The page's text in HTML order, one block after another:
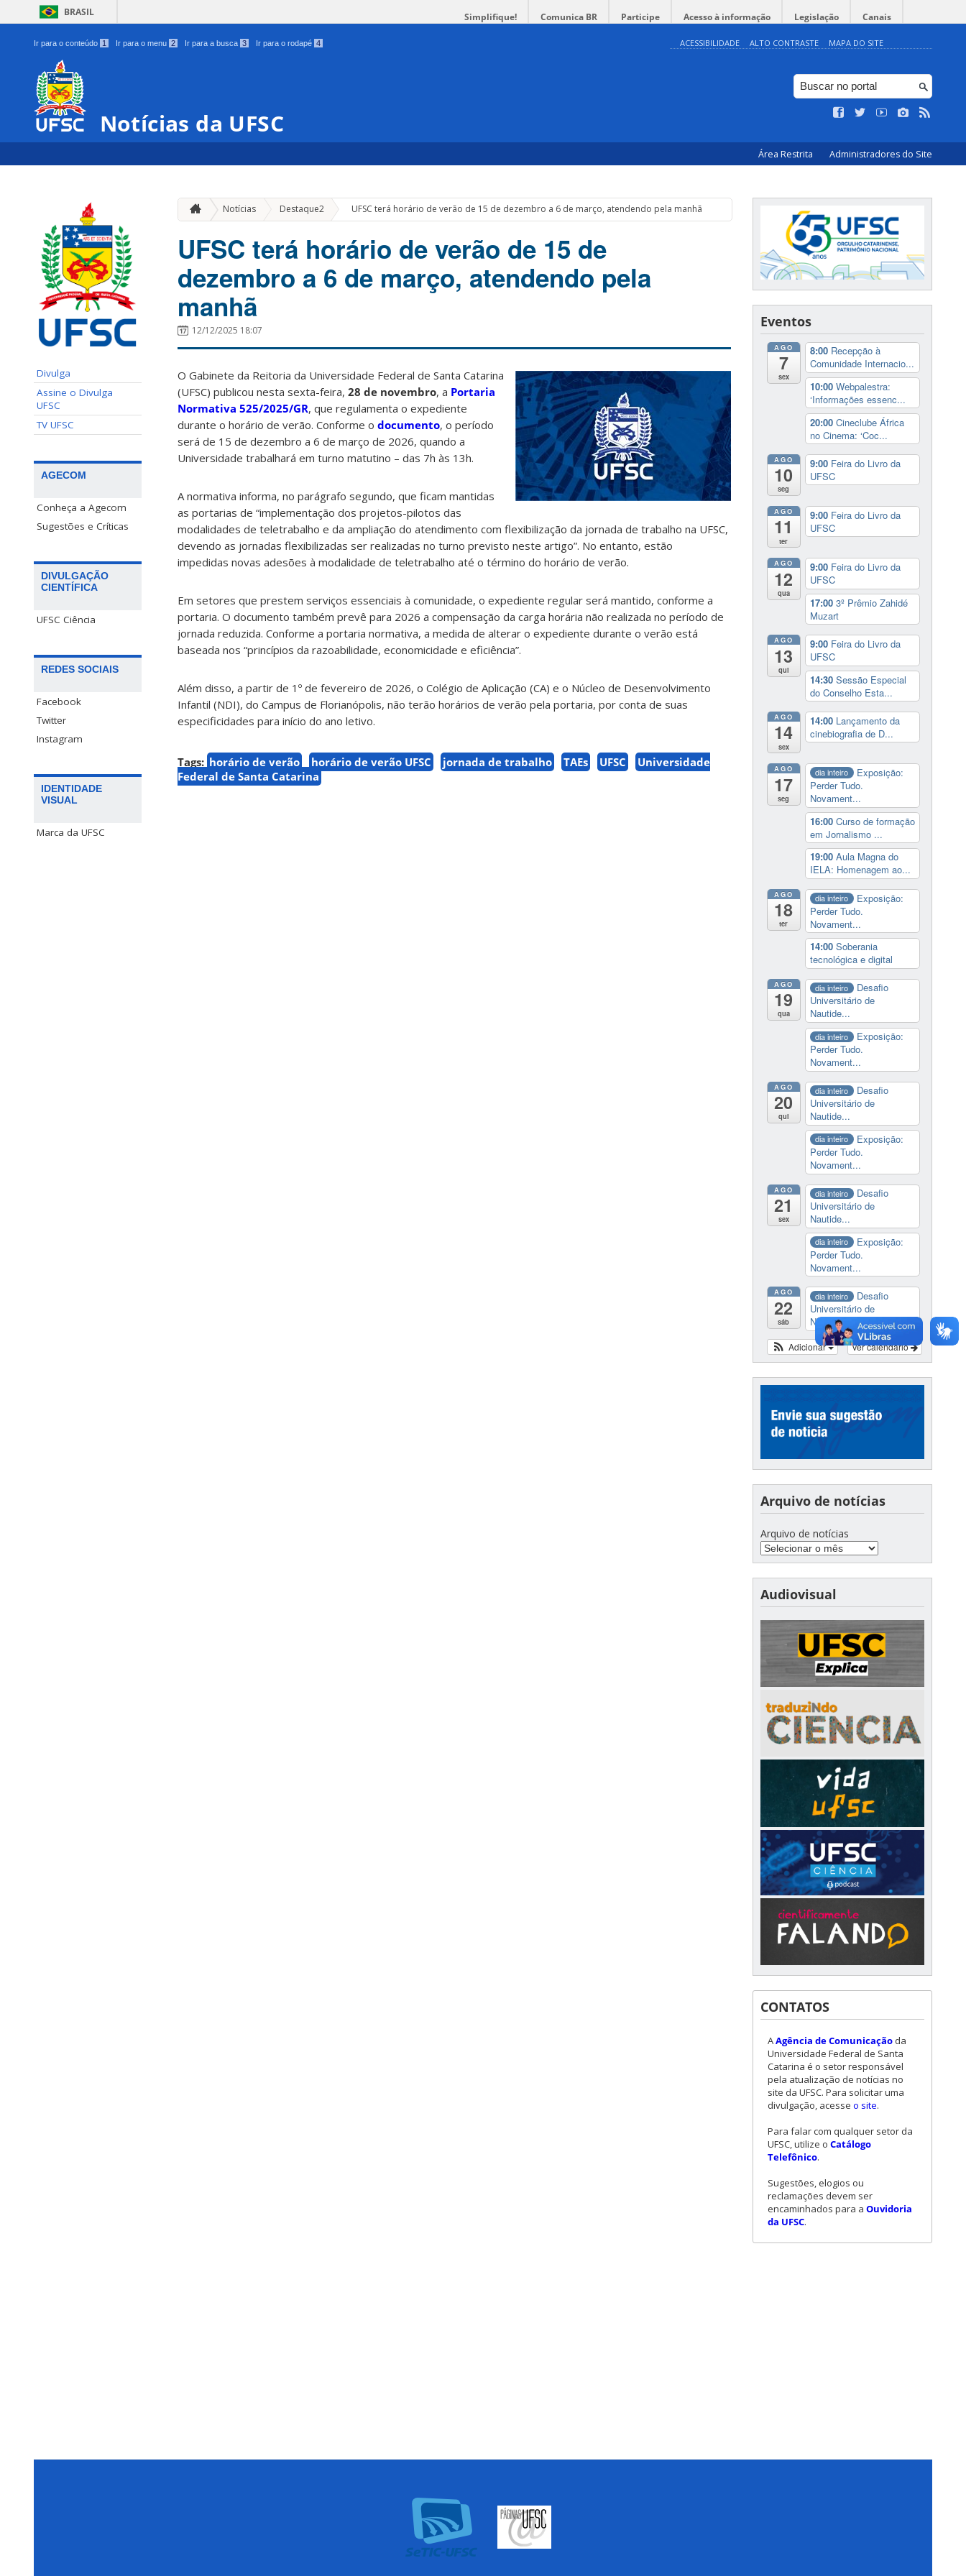
BRASIL Simplifique! Comunica BR Participe Acesso à informação Legislação Canais
Ir para o conteúdo 1 Ir para o menu 2 Ir para a busca 3 Ir para o rodapé 4 ACESSIBILIDADE ALTO CONTRASTE MAPA DO SITE
Notícias da UFSC
Área Restrita Administradores do Site
Divulga
Assine o Divulga
UFSC
TV UFSC
AGECOM
Conheça a Agecom
Sugestões e Críticas
DIVULGAÇÃO
CIENTÍFICA
UFSC Ciência
REDES SOCIAIS
Facebook
Twitter
Instagram
IDENTIDADE
VISUAL
Marca da UFSC
Notícias Destaque2 » UFSC terá horário de verão de 15 de dezembro a 6 de março, atendendo pela manhã
UFSC terá horário de verão de 15 de
dezembro a 6 de março, atendendo pela
manhã
12/12/2025 18:07
O Gabinete da Reitoria da Universidade Federal de Santa Catarina
(UFSC) publicou nesta sexta-feira, 28 de novembro, a Portaria
Normativa 525/2025/GR, que regulamenta o expediente
durante o horário de verão. Conforme o documento, o período
será de 15 de dezembro a 6 de março de 2026, quando a
Universidade trabalhará em turno matutino – das 7h às 13h.
A normativa informa, no parágrafo segundo, que ficam mantidas
as portarias de “implementação dos projetos-pilotos das
modalidades de teletrabalho e da ampliação do atendimento com flexibilização da jornada de trabalho na UFSC,
devendo as jornadas flexibilizadas ser realizadas no turno previsto neste artigo”. No entanto, estão
impedidas novas adesões à modalidade de teletrabalho até o término do horário de verão.
Em setores que prestem serviços essenciais à comunidade, o expediente regular será mantido, conforme a
portaria. O documento também prevê para 2026 a compensação da carga horária não realizada no período de
jornada reduzida. Conforme a portaria normativa, a medida de alterar o expediente durante o verão está
baseada nos “princípios da razoabilidade, economicidade e eficiência”.
Além disso, a partir de 1º de fevereiro de 2026, o Colégio de Aplicação (CA) e o Núcleo de Desenvolvimento
Infantil (NDI), do Campus de Florianópolis, não terão horários de verão pela portaria, por conta de suas
especificidades para início do ano letivo.
Tags: horário de verão horário de verão UFSC jornada de trabalho TAEs UFSC
Universidade
Federal de Santa Catarina
Eventos
AGO
7
sex
8:00 Recepção à
Comunidade Internacio...
10:00 Webpalestra:
‘Informações essenc...
20:00 Cineclube África
no Cinema: ‘Coc...
AGO
10
seg
9:00 Feira do Livro da
UFSC
AGO
11
ter
9:00 Feira do Livro da
UFSC
AGO
12
qua
9:00 Feira do Livro da
UFSC
17:00 3º Prêmio Zahidé
Muzart
AGO
13
qui
9:00 Feira do Livro da
UFSC
14:30 Sessão Especial
do Conselho Esta...
AGO
14
sex
14:00 Lançamento da
cinebiografia de D...
AGO
17
seg
dia inteiro
Exposição:
Perder Tudo.
Novament...
16:00 Curso de formação
em Jornalismo ...
19:00 Aula Magna do
IELA: Homenagem ao...
AGO
18
ter
dia inteiro
Exposição:
Perder Tudo.
Novament...
14:00 Soberania
tecnológica e digital
AGO
19
qua
dia inteiro
Desafio
Universitário de
Nautide...
dia inteiro
Exposição:
Perder Tudo.
Novament...
AGO
20
qui
dia inteiro
Desafio
Universitário de
Nautide...
dia inteiro
Exposição:
Perder Tudo.
Novament...
AGO
21
sex
dia inteiro
Desafio
Universitário de
Nautide...
dia inteiro
Exposição:
Perder Tudo.
Novament...
AGO
22
sáb
dia inteiro
Desafio
Universitário de
Nautide...
Ver calendário
Adicionar
Arquivo de notícias
Arquivo de notícias
Audiovisual
CONTATOS
AAgência de Comunicação da
Universidade Federal de Santa
Catarina é o setor responsável
pela atualização de notícias no
site da UFSC. Para solicitar uma
divulgação, acesse o site.
Para falar com qualquer setor da
UFSC, utilize o Catálogo
Telefônico.
Sugestões, elogios ou
reclamações devem ser
encaminhados para a Ouvidoria
da UFSC.